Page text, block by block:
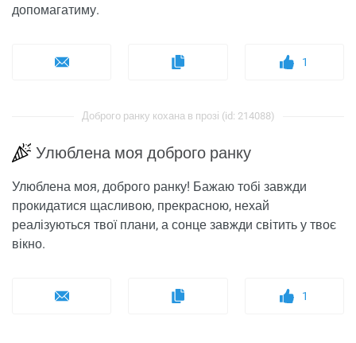
допомагатиму.
1
Доброго ранку кохана в прозі (id: 214088)
Улюблена моя доброго ранку
Улюблена моя, доброго ранку! Бажаю тобі завжди
прокидатися щасливою, прекрасною, нехай
реалізуються твої плани, а сонце завжди світить у твоє
вікно.
1